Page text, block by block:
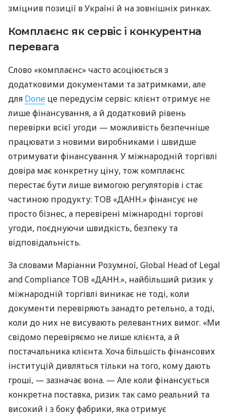
зміцнив позиції в Україні й на зовнішніх ринках.
Комплаєнс як сервіс і конкурентна
перевага
Слово «комплаєнс» часто асоціюється з
додатковими документами та затримками, але
для Done це передусім сервіс: клієнт отримує не
лише фінансування, а й додатковий рівень
перевірки всієї угоди — можливість безпечніше
працювати з новими виробниками і швидше
отримувати фінансування. У міжнародній торгівлі
довіра має конкретну ціну, тож комплаєнс
перестає бути лише вимогою регуляторів і стає
частиною продукту: ТОВ «ДАНН.» фінансує не
просто бізнес, а перевірені міжнародні торгові
угоди, поєднуючи швидкість, безпеку та
відповідальність.
За словами Маріанни Розумної, Global Head of Legal
and Compliance ТОВ «ДАНН.», найбільший ризик у
міжнародній торгівлі виникає не тоді, коли
документи перевіряють занадто ретельно, а тоді,
коли до них не висувають релевантних вимог. «Ми
свідомо перевіряємо не лише клієнта, а й
постачальника клієнта. Хоча більшість фінансових
інституцій дивляться тільки на того, кому дають
гроші, — зазначає вона. — Але коли фінансується
конкретна поставка, ризик так само реальний та
високий і з боку фабрики, яка отримує